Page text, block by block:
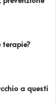
terapie?
a questi